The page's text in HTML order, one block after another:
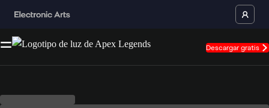
Descargar gratis